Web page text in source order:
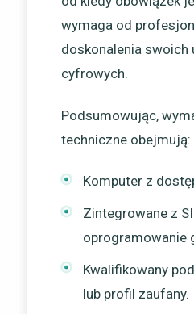
wymaga od
doskonalenia swoich
cyfrowych.
Podsumowując,
techniczne obejmują:
Komputer z
Zintegrowane z
oprogramowanie
Kwalifikowany
lub profil zaufany.